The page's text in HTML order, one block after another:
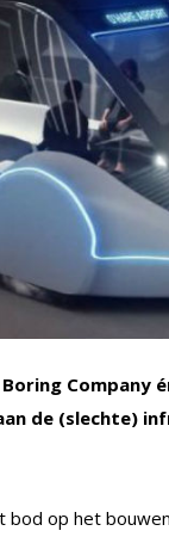
Company
de (slechte)
bod op het